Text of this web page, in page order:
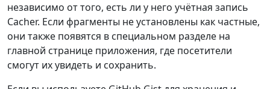
независимо от того, есть ли у него учётная запись
Cacher. Если фрагменты не установлены как частные,
они также появятся в специальном разделе на
главной странице приложения, где посетители
смогут их увидеть и сохранить.